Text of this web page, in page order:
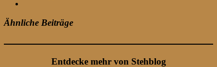
Ähnliche Beiträge
Entdecke mehr von Stehblog